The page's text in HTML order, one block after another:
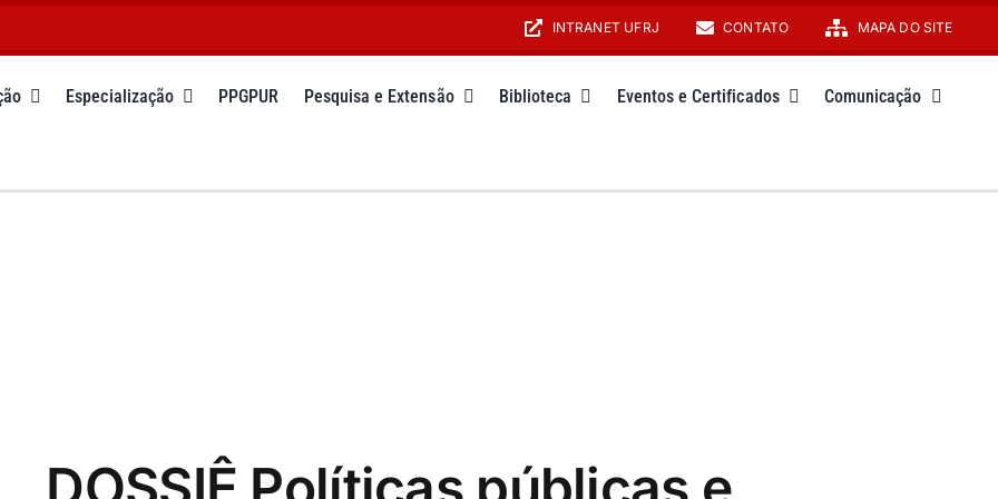
INTRANET UFRJ CONTATO MAPA DO SITE
Especialização PPGPUR Pesquisa e Extensão Biblioteca Eventos e Certificados Comunicação